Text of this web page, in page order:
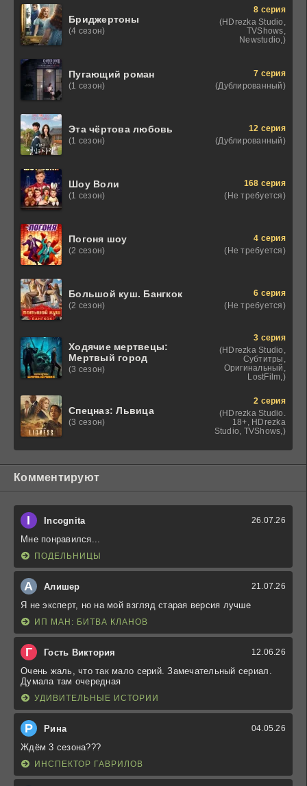
Бриджертоны
(4 сезон)
8 серия
(HDrezka Studio,
TVShows,
Newstudio,)
Пугающий роман
(1 сезон)
7 серия
(Дублированный)
Эта чёртова любовь
(1 сезон)
12 серия
(Дублированный)
Шоу Воли
(1 сезон)
168 серия
(Не требуется)
Погоня шоу
(2 сезон)
4 серия
(Не требуется)
Большой куш. Бангкок
(2 сезон)
6 серия
(Не требуется)
Ходячие мертвецы:
Мертвый город
(3 сезон)
3 серия
(HDrezka Studio,
Субтитры,
Оригинальный,
LostFilm,)
Спецназ: Львица
(3 сезон)
2 серия
(HDrezka Studio.
18+, HDrezka
Studio, TVShows,)
Комментируют
I Incognita 26.07.26
Мне понравился...
ПОДЕЛЬНИЦЫ
А Алишер 21.07.26
Я не эксперт, но на мой взгляд старая версия лучше
ИП МАН: БИТВА КЛАНОВ
Г Гость Виктория 12.06.26
Очень жаль, что так мало серий. Замечательный сериал.
Думала там очередная
УДИВИТЕЛЬНЫЕ ИСТОРИИ
Р Рина 04.05.26
Ждём 3 сезона???
ИНСПЕКТОР ГАВРИЛОВ